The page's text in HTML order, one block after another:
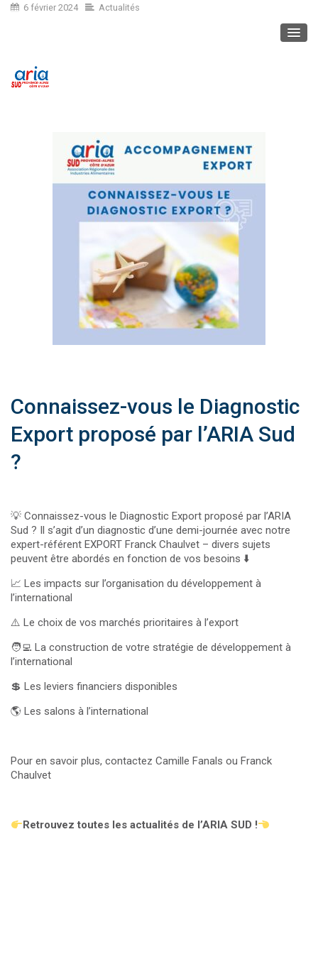
6 février 2024 Actualités
Connaissez-vous le Diagnostic
Export proposé par l’ARIA Sud
?
💡 Connaissez-vous le Diagnostic Export proposé par l’ARIA
Sud ? Il s’agit d’un diagnostic d’une demi-journée avec notre
expert-référent EXPORT Franck Chaulvet – divers sujets
peuvent être abordés en fonction de vos besoins ⬇️
📈 Les impacts sur l’organisation du développement à
l’international
⚠️ Le choix de vos marchés prioritaires à l’export
🧑‍💻 La construction de votre stratégie de développement à
l’international
💲 Les leviers financiers disponibles
🌎 Les salons à l’international
Pour en savoir plus, contactez Camille Fanals ou Franck
Chaulvet
Retrouvez toutes les actualités de l’ARIA SUD !